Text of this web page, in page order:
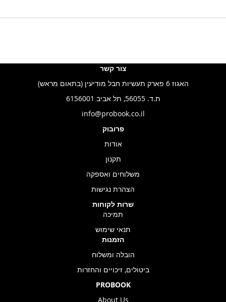
צור קשר
האגוז 6 פארק תעשיות חבל מודיעין (בתאום מראש)
ת.ד. 56055, תל אביב 6156001
info@probook.co.il
פרובוק
אודות
תקנון
משלוחים ואספקה
הצהרת נגישות
שרות לקוחות
תמיכה
תנאי שימוש
הזמנות
הובלה ומשלוח
ביטולים, זיכויים והחזרות
PROBOOK
About Us